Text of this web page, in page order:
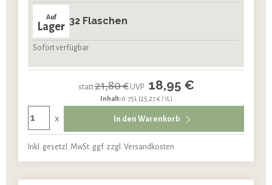
Auf
Lager 32 Flaschen
Sofort verfügbar
statt21,80 €UVP 18,95 €
Inhalt:0.75L (25,27 € / 1L)
x In den Warenkorb
Inkl. gesetzl. MwSt. ggf. zzgl. Versandkosten